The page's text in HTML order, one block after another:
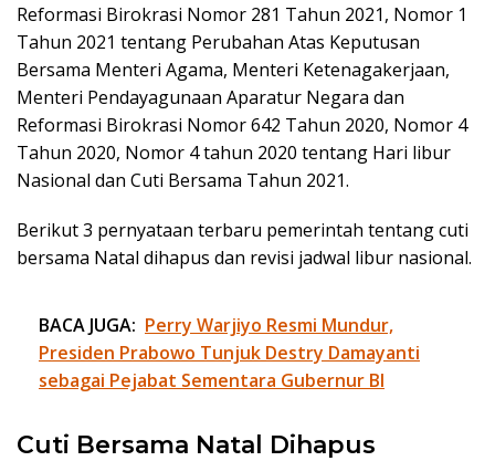
Reformasi Birokrasi Nomor 281 Tahun 2021, Nomor 1
Tahun 2021 tentang Perubahan Atas Keputusan
Bersama Menteri Agama, Menteri Ketenagakerjaan,
Menteri Pendayagunaan Aparatur Negara dan
Reformasi Birokrasi Nomor 642 Tahun 2020, Nomor 4
Tahun 2020, Nomor 4 tahun 2020 tentang Hari libur
Nasional dan Cuti Bersama Tahun 2021.
Berikut 3 pernyataan terbaru pemerintah tentang cuti
bersama Natal dihapus dan revisi jadwal libur nasional.
BACA JUGA: Perry Warjiyo Resmi Mundur,
Presiden Prabowo Tunjuk Destry Damayanti
sebagai Pejabat Sementara Gubernur BI
Cuti Bersama Natal Dihapus